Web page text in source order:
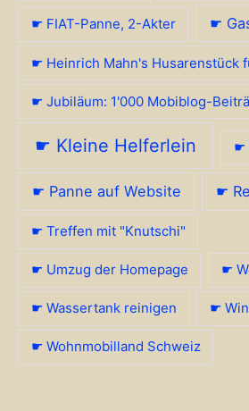
☛ FIAT-Panne, 2-Akter ☛
☛ Heinrich Mahn's Husarenstück
☛ Jubiläum: 1'000 Mobiblog-
☛ Kleine Helferlein ☛
☛ Panne auf Website ☛
☛ Treffen mit "Knutschi"
☛ Umzug der Homepage ☛
☛ Wassertank reinigen ☛
☛ Wohnmobilland Schweiz